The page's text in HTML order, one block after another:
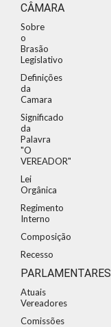
CÂMARA
Sobre
o
Brasão
Legislativo
Definições
da
Camara
Significado
da
Palavra
"O
VEREADOR"
Lei
Orgânica
Regimento
Interno
Composição
Recesso
PARLAMENTARES
Atuais
Vereadores
Comissões